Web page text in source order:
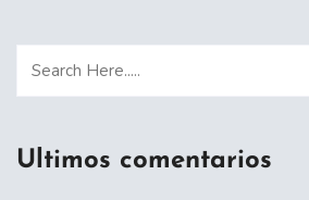
Ultimos comentarios